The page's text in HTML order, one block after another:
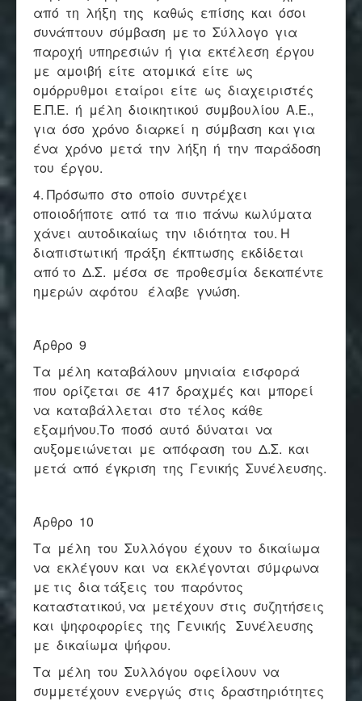
από τη λήξη της καθώς επίσης και όσοι
συνάπτουν σύμβαση με το Σύλλογο για
παροχή υπηρεσιών ή για εκτέλεση έργου
με αμοιβή είτε ατομικά είτε ως
ομόρρυθμοι εταίροι είτε ως διαχειριστές
Ε.Π.Ε. ή μέλη διοικητικού συμβουλίου Α.Ε.,
για όσο χρόνο διαρκεί η σύμβαση και για
ένα χρόνο μετά την λήξη ή την παράδοση
του έργου.
4. Πρόσωπο στο οποίο συντρέχει
οποιοδήποτε από τα πιο πάνω κωλύματα
χάνει αυτοδικαίως την ιδιότητα του. Η
διαπιστωτική πράξη έκπτωσης εκδίδεται
από το Δ.Σ. μέσα σε προθεσμία δεκαπέντε
ημερών αφότου έλαβε γνώση.
Άρθρο 9
Τα μέλη καταβάλουν μηνιαία εισφορά
που ορίζεται σε 417 δραχμές και μπορεί
να καταβάλλεται στο τέλος κάθε
εξαμήνου.Το ποσό αυτό δύναται να
αυξομειώνεται με απόφαση του Δ.Σ. και
μετά από έγκριση της Γενικής Συνέλευσης.
Άρθρο 10
Τα μέλη του Συλλόγου έχουν το δικαίωμα
να εκλέγουν και να εκλέγονται σύμφωνα
με τις δια τάξεις του παρόντος
καταστατικού, να μετέχουν στις συζητήσεις
και ψηφοφορίες της Γενικής Συνέλευσης
με δικαίωμα ψήφου.
Τα μέλη του Συλλόγου οφείλουν να
συμμετέχουν ενεργώς στις δραστηριότητες